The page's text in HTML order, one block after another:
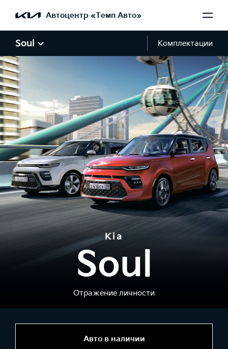
Автоцентр «Темп Авто»
Soul Комплектации
Авто в наличии
Kia
Soul
Отражение личности